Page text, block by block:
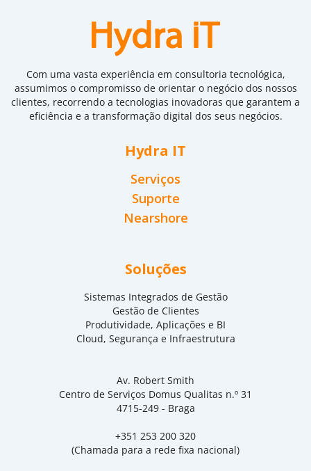
Com uma vasta experiência em consultoria tecnológica,
assumimos o compromisso de orientar o negócio dos nossos
clientes, recorrendo a tecnologias inovadoras que garantem a
eficiência e a transformação digital dos seus negócios.
Hydra IT
Serviços
Suporte
Nearshore
Soluções
Sistemas Integrados de Gestão
Gestão de Clientes
Produtividade, Aplicações e BI
Cloud, Segurança e Infraestrutura
Av. Robert Smith
Centro de Serviços Domus Qualitas n.º 31
4715-249 - Braga
+351 253 200 320
(Chamada para a rede fixa nacional)